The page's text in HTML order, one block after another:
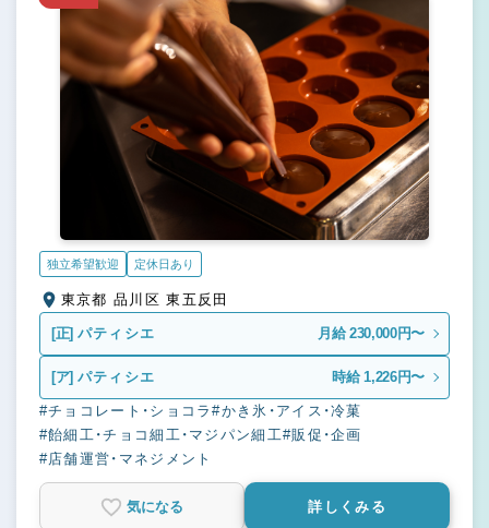
独立希望歓迎 定休日あり
東京都 品川区 東五反田
[正] パティシエ 月給 230,000円〜
[ア] パティシエ 時給 1,226円〜
#チョコレート・ショコラ#かき氷・アイス・冷菓
#飴細工・チョコ細工・マジパン細工#販促・企画
#店舗運営・マネジメント
気になる 詳しくみる